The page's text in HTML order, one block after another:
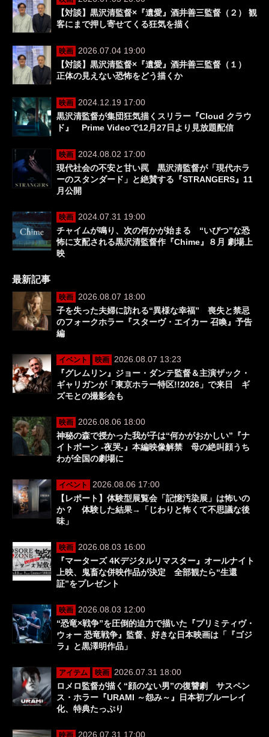
【対談】黒沢清監督×『遺愛』酒井善三監督（２） 観
客にまで押し寄せてくる狂気を描く
映画
2026.07.04 19:00
【対談】黒沢清監督×『遺愛』酒井善三監督（１）
正体の見えない恐怖をどう描くか
映画
2024.12.19 17:00
黒沢清監督が集団狂気描くスリラー『Cloud クラウ
ド』 Prime Videoで12月27日より見放題配信
映画
2024.08.02 17:00
現代社会の不安と甘い罠 黒沢清監督が「現代ホラ
ーのスタンダード」と絶賛する『STRANGERS』11
月公開
映画
2024.07.31 19:00
チャイムが鳴り、次の何かが始まる “いびつ”な恐
怖に支配される黒沢清監督作『Chime』８月 劇場上
映
最新記事
映画
2026.08.07 18:00
子を失った夫婦に訪れる“異様な幸福” 喪失と禁忌
のフォークホラー『スターヴ・エイカー 召喚』予告
編
イベント 映画
2026.08.07 13:23
『グレムリン』ジョー・ダンテ監督＆主演ザック・
ギャリガンが「東京ホラー特区!!2026」で来日 ギ
ズモとの撮影会も
映画
2026.08.06 18:00
神秘の森で授かった我が子は“何かがおかしい”『ナ
イトボーン -夜哭-』本編映像解禁 母の絶叫顔うち
わが全国の劇場に
イベント
2026.08.06 17:00
【レポート】体験型展覧会「記憶汚染展」は怖いの
か？ 体験した結果→「じわりと怖くて不思議な後
味」
映画
2026.08.03 16:00
『マーターズ 4Kデジタルリマスター』オールナイト
上映、鬼畜な併映作品が決定 全部観たら“生還
証”をプレゼント
映画
2026.08.03 12:00
“恐竜×戦争”を圧倒的迫力で描いた『プリミティヴ・
ウォー 恐竜戦争』監督、好きな日本映画は「『ゴジ
ラ』と黒澤明作品」
アイテム 映画
2026.07.31 18:00
ロメロ監督が描く“顔のない男”の復讐劇 サスペン
ス・ホラー『URAMI ～怨み～』日本初ブルーレイ
化、特典たっぷり
映画
2026.07.31 17:00